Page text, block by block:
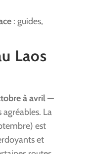
: guides,
Laos
à avril—
La
est
et